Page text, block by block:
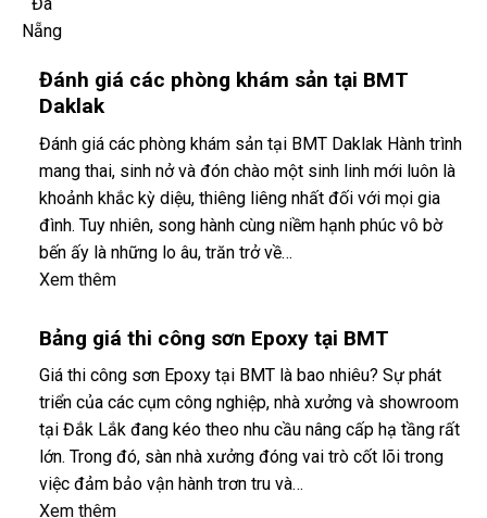
Đà
Nẵng
Đánh giá các phòng khám sản tại BMT
Daklak
Đánh giá các phòng khám sản tại BMT Daklak Hành trình
mang thai, sinh nở và đón chào một sinh linh mới luôn là
khoảnh khắc kỳ diệu, thiêng liêng nhất đối với mọi gia
đình. Tuy nhiên, song hành cùng niềm hạnh phúc vô bờ
bến ấy là những lo âu, trăn trở về…
Xem thêm
Bảng giá thi công sơn Epoxy tại BMT
Giá thi công sơn Epoxy tại BMT là bao nhiêu? Sự phát
triển của các cụm công nghiệp, nhà xưởng và showroom
tại Đắk Lắk đang kéo theo nhu cầu nâng cấp hạ tầng rất
lớn. Trong đó, sàn nhà xưởng đóng vai trò cốt lõi trong
việc đảm bảo vận hành trơn tru và…
Xem thêm